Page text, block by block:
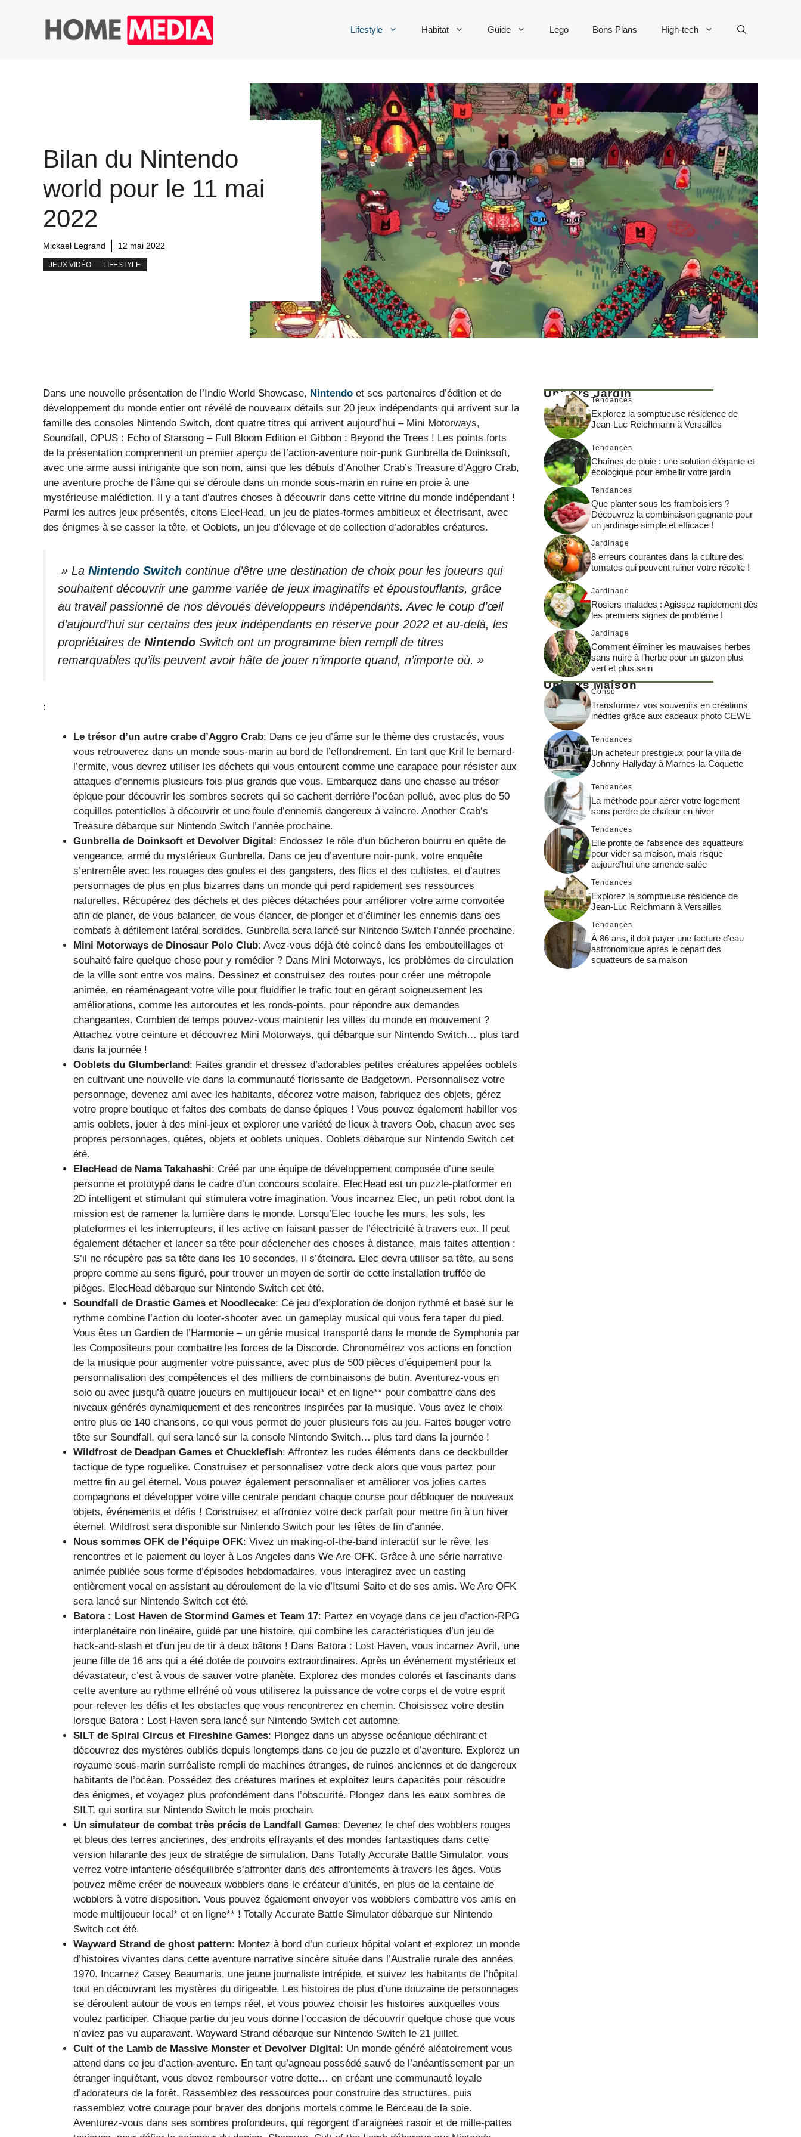
Lifestyle Habitat Guide Lego Bons Plans High-tech
Bilan du Nintendo
world pour le 11 mai
2022
Mickael Legrand 12 mai 2022
JEUX VIDÉO LIFESTYLE
Dans une nouvelle présentation de l’Indie World Showcase, Nintendo et ses partenaires d’édition et de
développement du monde entier ont révélé de nouveaux détails sur 20 jeux indépendants qui arrivent sur la
famille des consoles Nintendo Switch, dont quatre titres qui arrivent aujourd’hui – Mini Motorways,
Soundfall, OPUS : Echo of Starsong – Full Bloom Edition et Gibbon : Beyond the Trees ! Les points forts
de la présentation comprennent un premier aperçu de l’action-aventure noir-punk Gunbrella de Doinksoft,
avec une arme aussi intrigante que son nom, ainsi que les débuts d’Another Crab’s Treasure d’Aggro Crab,
une aventure proche de l’âme qui se déroule dans un monde sous-marin en ruine en proie à une
mystérieuse malédiction. Il y a tant d’autres choses à découvrir dans cette vitrine du monde indépendant !
Parmi les autres jeux présentés, citons ElecHead, un jeu de plates-formes ambitieux et électrisant, avec
des énigmes à se casser la tête, et Ooblets, un jeu d’élevage et de collection d’adorables créatures.
» La Nintendo Switch continue d’être une destination de choix pour les joueurs qui
souhaitent découvrir une gamme variée de jeux imaginatifs et époustouflants, grâce
au travail passionné de nos dévoués développeurs indépendants. Avec le coup d’œil
d’aujourd’hui sur certains des jeux indépendants en réserve pour 2022 et au-delà, les
propriétaires de Nintendo Switch ont un programme bien rempli de titres
remarquables qu’ils peuvent avoir hâte de jouer n’importe quand, n’importe où. »
:
Le trésor d’un autre crabe d’Aggro Crab: Dans ce jeu d’âme sur le thème des crustacés, vous
vous retrouverez dans un monde sous-marin au bord de l’effondrement. En tant que Kril le bernard-
l’ermite, vous devrez utiliser les déchets qui vous entourent comme une carapace pour résister aux
attaques d’ennemis plusieurs fois plus grands que vous. Embarquez dans une chasse au trésor
épique pour découvrir les sombres secrets qui se cachent derrière l’océan pollué, avec plus de 50
coquilles potentielles à découvrir et une foule d’ennemis dangereux à vaincre. Another Crab’s
Treasure débarque sur Nintendo Switch l’année prochaine.
Gunbrella de Doinksoft et Devolver Digital : Endossez le rôle d’un bûcheron bourru en quête de
vengeance, armé du mystérieux Gunbrella. Dans ce jeu d’aventure noir-punk, votre enquête
s’entremêle avec les rouages des goules et des gangsters, des flics et des cultistes, et d’autres
personnages de plus en plus bizarres dans un monde qui perd rapidement ses ressources
naturelles. Récupérez des déchets et des pièces détachées pour améliorer votre arme convoitée
afin de planer, de vous balancer, de vous élancer, de plonger et d’éliminer les ennemis dans des
combats à défilement latéral sordides. Gunbrella sera lancé sur Nintendo Switch l’année prochaine.
Mini Motorways de Dinosaur Polo Club: Avez-vous déjà été coincé dans les embouteillages et
souhaité faire quelque chose pour y remédier ? Dans Mini Motorways, les problèmes de circulation
de la ville sont entre vos mains. Dessinez et construisez des routes pour créer une métropole
animée, en réaménageant votre ville pour fluidifier le trafic tout en gérant soigneusement les
améliorations, comme les autoroutes et les ronds-points, pour répondre aux demandes
changeantes. Combien de temps pouvez-vous maintenir les villes du monde en mouvement ?
Attachez votre ceinture et découvrez Mini Motorways, qui débarque sur Nintendo Switch… plus tard
dans la journée !
Ooblets du Glumberland : Faites grandir et dressez d’adorables petites créatures appelées ooblets
en cultivant une nouvelle vie dans la communauté florissante de Badgetown. Personnalisez votre
personnage, devenez ami avec les habitants, décorez votre maison, fabriquez des objets, gérez
votre propre boutique et faites des combats de danse épiques ! Vous pouvez également habiller vos
amis ooblets, jouer à des mini-jeux et explorer une variété de lieux à travers Oob, chacun avec ses
propres personnages, quêtes, objets et ooblets uniques. Ooblets débarque sur Nintendo Switch cet
été.
ElecHead de Nama Takahashi: Créé par une équipe de développement composée d’une seule
personne et prototypé dans le cadre d’un concours scolaire, ElecHead est un puzzle-platformer en
2D intelligent et stimulant qui stimulera votre imagination. Vous incarnez Elec, un petit robot dont la
mission est de ramener la lumière dans le monde. Lorsqu’Elec touche les murs, les sols, les
plateformes et les interrupteurs, il les active en faisant passer de l’électricité à travers eux. Il peut
également détacher et lancer sa tête pour déclencher des choses à distance, mais faites attention :
S’il ne récupère pas sa tête dans les 10 secondes, il s’éteindra. Elec devra utiliser sa tête, au sens
propre comme au sens figuré, pour trouver un moyen de sortir de cette installation truffée de
pièges. ElecHead débarque sur Nintendo Switch cet été.
Soundfall de Drastic Games et Noodlecake: Ce jeu d’exploration de donjon rythmé et basé sur le
rythme combine l’action du looter-shooter avec un gameplay musical qui vous fera taper du pied.
Vous êtes un Gardien de l’Harmonie – un génie musical transporté dans le monde de Symphonia par
les Compositeurs pour combattre les forces de la Discorde. Chronométrez vos actions en fonction
de la musique pour augmenter votre puissance, avec plus de 500 pièces d’équipement pour la
personnalisation des compétences et des milliers de combinaisons de butin. Aventurez-vous en
solo ou avec jusqu’à quatre joueurs en multijoueur local* et en ligne** pour combattre dans des
niveaux générés dynamiquement et des rencontres inspirées par la musique. Vous avez le choix
entre plus de 140 chansons, ce qui vous permet de jouer plusieurs fois au jeu. Faites bouger votre
tête sur Soundfall, qui sera lancé sur la console Nintendo Switch… plus tard dans la journée !
Wildfrost de Deadpan Games et Chucklefish: Affrontez les rudes éléments dans ce deckbuilder
tactique de type roguelike. Construisez et personnalisez votre deck alors que vous partez pour
mettre fin au gel éternel. Vous pouvez également personnaliser et améliorer vos jolies cartes
compagnons et développer votre ville centrale pendant chaque course pour débloquer de nouveaux
objets, événements et défis ! Construisez et affrontez votre deck parfait pour mettre fin à un hiver
éternel. Wildfrost sera disponible sur Nintendo Switch pour les fêtes de fin d’année.
Nous sommes OFK de l’équipe OFK: Vivez un making-of-the-band interactif sur le rêve, les
rencontres et le paiement du loyer à Los Angeles dans We Are OFK. Grâce à une série narrative
animée publiée sous forme d’épisodes hebdomadaires, vous interagirez avec un casting
entièrement vocal en assistant au déroulement de la vie d’Itsumi Saito et de ses amis. We Are OFK
sera lancé sur Nintendo Switch cet été.
Batora : Lost Haven de Stormind Games et Team 17: Partez en voyage dans ce jeu d’action-RPG
interplanétaire non linéaire, guidé par une histoire, qui combine les caractéristiques d’un jeu de
hack-and-slash et d’un jeu de tir à deux bâtons ! Dans Batora : Lost Haven, vous incarnez Avril, une
jeune fille de 16 ans qui a été dotée de pouvoirs extraordinaires. Après un événement mystérieux et
dévastateur, c’est à vous de sauver votre planète. Explorez des mondes colorés et fascinants dans
cette aventure au rythme effréné où vous utiliserez la puissance de votre corps et de votre esprit
pour relever les défis et les obstacles que vous rencontrerez en chemin. Choisissez votre destin
lorsque Batora : Lost Haven sera lancé sur Nintendo Switch cet automne.
SILTde Spiral Circus et Fireshine Games: Plongez dans un abysse océanique déchirant et
découvrez des mystères oubliés depuis longtemps dans ce jeu de puzzle et d’aventure. Explorez un
royaume sous-marin surréaliste rempli de machines étranges, de ruines anciennes et de dangereux
habitants de l’océan. Possédez des créatures marines et exploitez leurs capacités pour résoudre
des énigmes, et voyagez plus profondément dans l’obscurité. Plongez dans les eaux sombres de
SILT, qui sortira sur Nintendo Switch le mois prochain.
Un simulateur de combat très précis de Landfall Games: Devenez le chef des wobblers rouges
et bleus des terres anciennes, des endroits effrayants et des mondes fantastiques dans cette
version hilarante des jeux de stratégie de simulation. Dans Totally Accurate Battle Simulator, vous
verrez votre infanterie déséquilibrée s’affronter dans des affrontements à travers les âges. Vous
pouvez même créer de nouveaux wobblers dans le créateur d’unités, en plus de la centaine de
wobblers à votre disposition. Vous pouvez également envoyer vos wobblers combattre vos amis en
mode multijoueur local* et en ligne** ! Totally Accurate Battle Simulator débarque sur Nintendo
Switch cet été.
Wayward Strand de ghost pattern: Montez à bord d’un curieux hôpital volant et explorez un monde
d’histoires vivantes dans cette aventure narrative sincère située dans l’Australie rurale des années
1970. Incarnez Casey Beaumaris, une jeune journaliste intrépide, et suivez les habitants de l’hôpital
tout en découvrant les mystères du dirigeable. Les histoires de plus d’une douzaine de personnages
se déroulent autour de vous en temps réel, et vous pouvez choisir les histoires auxquelles vous
voulez participer. Chaque partie du jeu vous donne l’occasion de découvrir quelque chose que vous
n’aviez pas vu auparavant. Wayward Strand débarque sur Nintendo Switch le 21 juillet.
Cult of the Lamb de Massive Monster et Devolver Digital : Un monde généré aléatoirement vous
attend dans ce jeu d’action-aventure. En tant qu’agneau possédé sauvé de l’anéantissement par un
étranger inquiétant, vous devez rembourser votre dette… en créant une communauté loyale
d’adorateurs de la forêt. Rassemblez des ressources pour construire des structures, puis
rassemblez votre courage pour braver des donjons mortels comme le Berceau de la soie.
Aventurez-vous dans ses sombres profondeurs, qui regorgent d’araignées rasoir et de mille-pattes
Univers Jardin
Tendances
Explorez la somptueuse résidence de
Jean-Luc Reichmann à Versailles
Tendances
Chaînes de pluie : une solution élégante et
écologique pour embellir votre jardin
Tendances
Que planter sous les framboisiers ?
Découvrez la combinaison gagnante pour
un jardinage simple et efficace !
Jardinage
8 erreurs courantes dans la culture des
tomates qui peuvent ruiner votre récolte !
Jardinage
Rosiers malades : Agissez rapidement dès
les premiers signes de problème !
Jardinage
Comment éliminer les mauvaises herbes
sans nuire à l’herbe pour un gazon plus
vert et plus sain
Univers Maison
Conso
Transformez vos souvenirs en créations
inédites grâce aux cadeaux photo CEWE
Tendances
Un acheteur prestigieux pour la villa de
Johnny Hallyday à Marnes-la-Coquette
Tendances
La méthode pour aérer votre logement
sans perdre de chaleur en hiver
Tendances
Elle profite de l’absence des squatteurs
pour vider sa maison, mais risque
aujourd’hui une amende salée
Tendances
Explorez la somptueuse résidence de
Jean-Luc Reichmann à Versailles
Tendances
À 86 ans, il doit payer une facture d’eau
astronomique après le départ des
squatteurs de sa maison